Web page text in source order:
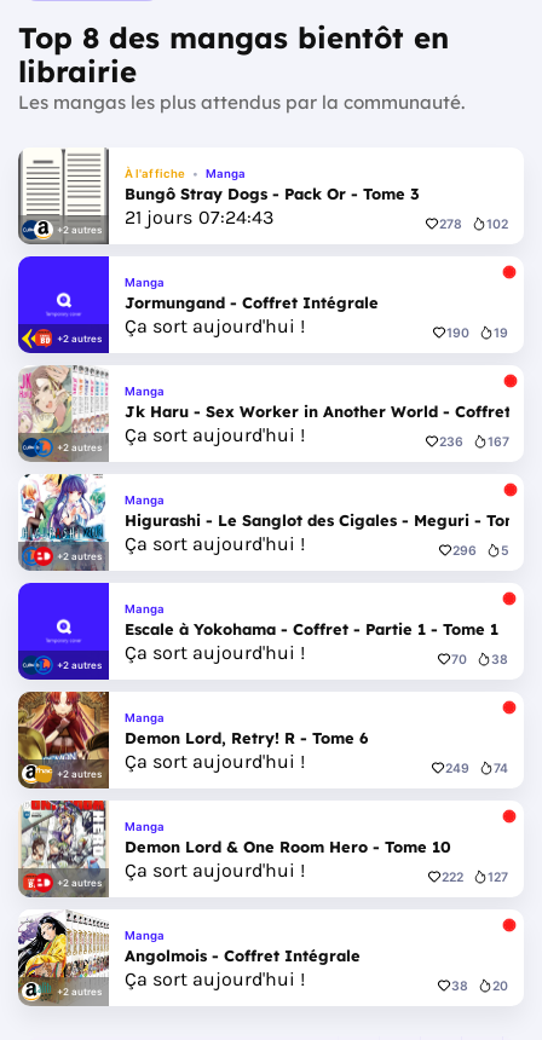
Top 8 des mangas bientôt en
librairie
Les mangas les plus attendus par la communauté.
+2 autres
À l'affiche Manga
Bungô Stray Dogs - Pack Or - Tome 3
21 jours 07:24:41 278 102
+2 autres
Manga
Jormungand - Coffret Intégrale
Ça sort aujourd'hui ! 190 19
+2 autres
Manga
Jk Haru - Sex Worker in Another World - Coffret
Ça sort aujourd'hui ! 236 167
+2 autres
Manga
Higurashi - Le Sanglot des Cigales - Meguri - Tome 5
Ça sort aujourd'hui ! 296 5
+2 autres
Manga
Escale à Yokohama - Coffret - Partie 1 - Tome 1
Ça sort aujourd'hui ! 70 38
+2 autres
Manga
Demon Lord, Retry! R - Tome 6
Ça sort aujourd'hui ! 249 74
+2 autres
Manga
Demon Lord & One Room Hero - Tome 10
Ça sort aujourd'hui ! 222 127
+2 autres
Manga
Angolmois - Coffret Intégrale
Ça sort aujourd'hui ! 38 20